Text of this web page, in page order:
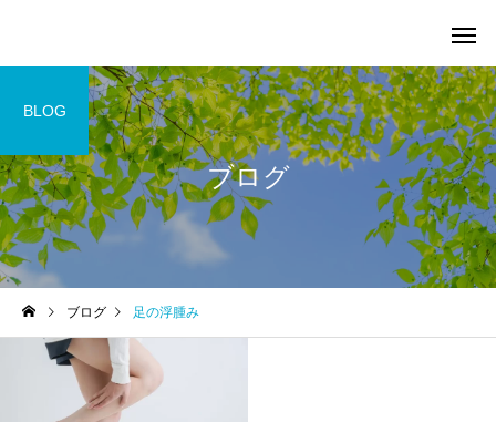
腰痛・ヘルニア改善コ
ブログ
BLOG
ブログ 足の浮腫み